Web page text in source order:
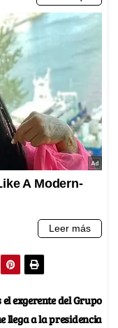
el exgerente del Grupo
llega a la presidencia